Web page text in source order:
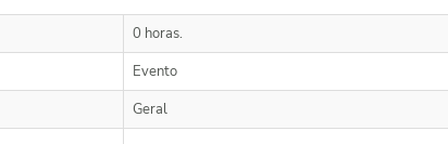
0 horas.
Evento
Geral